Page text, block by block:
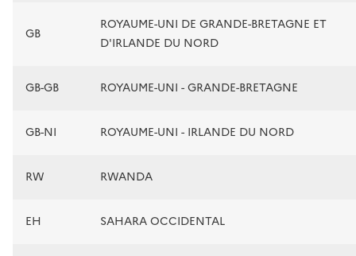
GB
ROYAUME-UNI DE GRANDE-BRETAGNE ET
D'IRLANDE DU NORD
GB-GB ROYAUME-UNI - GRANDE-BRETAGNE
GB-NI ROYAUME-UNI - IRLANDE DU NORD
RW RWANDA
EH SAHARA OCCIDENTAL